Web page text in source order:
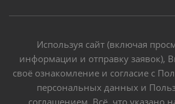
Используя сайт (включая
информации и отправку заявок),
своё ознакомление и согласие с
персональных данных и
соглашением. Всё, что указано